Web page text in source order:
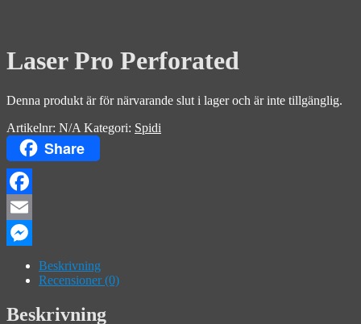
Laser Pro Perforated
Denna produkt är för närvarande slut i lager och är inte tillgänglig.
Artikelnr: N/A Kategori: Spidi
Share
Facebook
Email
Messenger
Beskrivning
Recensioner (0)
Beskrivning